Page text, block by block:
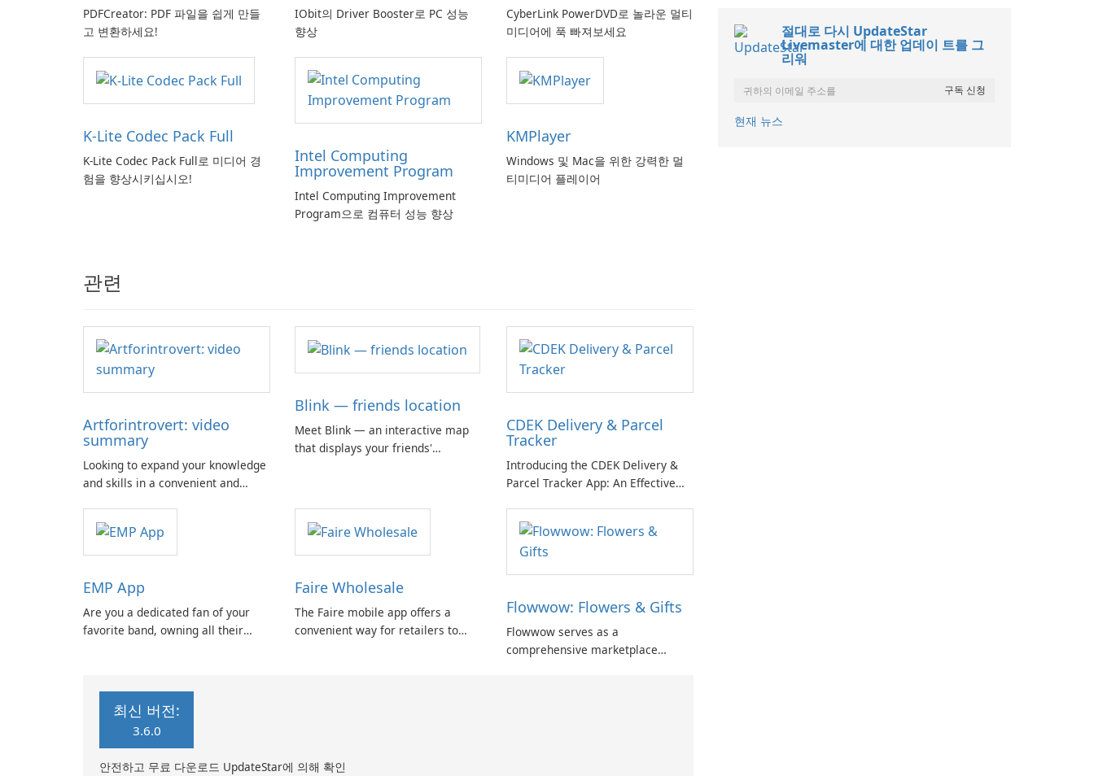
PDFCreator: PDF 파일을 쉽게 만들
고 변환하세요!
IObit의 Driver Booster로 PC 성능
향상
CyberLink PowerDVD로 놀라운 멀티
미디어에 푹 빠져보세요
K-Lite Codec Pack Full
K-Lite Codec Pack Full로 미디어 경
험을 향상시키십시오!
Intel Computing
Improvement Program
Intel Computing Improvement
Program으로 컴퓨터 성능 향상
KMPlayer
Windows 및 Mac을 위한 강력한 멀
티미디어 플레이어
관련
Artforintrovert: video
summary
Looking to expand your knowledge
and skills in a convenient and
than the Art for Introvert app!
Traversing new territories and
acquiring new knowledge has
enjoyable.
Blink — friends location
Meet Blink — an interactive map
that displays your friends'
and communicate with friends,
offering insights into their daily
life.
CDEK Delivery & Parcel
Tracker
Introducing the CDEK Delivery &
Parcel Tracker App: An Effective
you're tired of dealing with the
complexities of managing parcels
and deliveries, the CDEK Delivery
& Parcel Tracker App is here to
EMP App
Are you a dedicated fan of your
favorite band, owning all their
Faire Wholesale
The Faire mobile app offers a
convenient way for retailers to
Flowwow: Flowers & Gifts
Flowwow serves as a
comprehensive marketplace
최신 버전:
3.6.0
안전하고 무료 다운로드 UpdateStar에 의해 확인
절대로 다시 UpdateStar
Livemaster에 대한 업데이 트를 그
리워
현재 뉴스